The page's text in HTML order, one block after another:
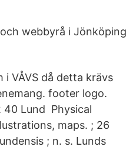
webbyrå i Jönköping
i VÅVS då detta krävs
footer logo.
40 Lund Physical
maps. ; 26
; n. s. Lunds